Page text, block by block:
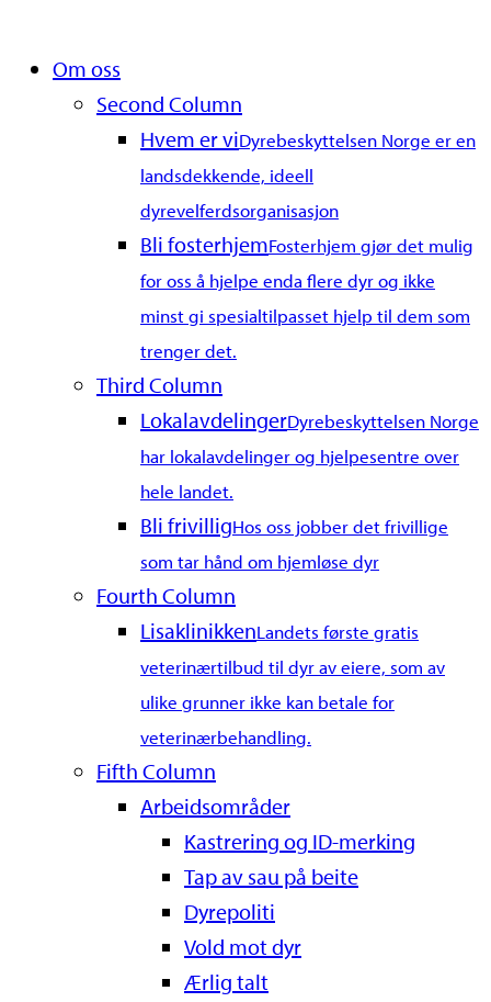
CloseOm oss
Second Column
Hvem er viDyrebeskyttelsen Norge er en
landsdekkende, ideell
dyrevelferdsorganisasjon
Bli fosterhjemFosterhjem gjør det mulig
for oss å hjelpe enda flere dyr og ikke
minst gi spesialtilpasset hjelp til dem som
trenger det.
Third Column
LokalavdelingerDyrebeskyttelsen Norge
har lokalavdelinger og hjelpesentre over
hele landet.
Bli frivilligHos oss jobber det frivillige
som tar hånd om hjemløse dyr
Fourth Column
LisaklinikkenLandets første gratis
veterinærtilbud til dyr av eiere, som av
ulike grunner ikke kan betale for
veterinærbehandling.
Fifth Column
Arbeidsområder
Kastrering og ID-merking
Tap av sau på beite
Dyrepoliti
Vold mot dyr
Ærlig talt